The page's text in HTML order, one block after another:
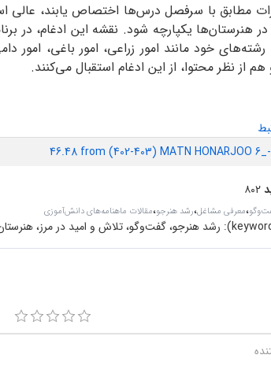
مطابق با سرفصل درس‌ها اختصاص یابند، عالی
هنرستان‌ها یکپارچه شود. نقشه این ادغام، در
رشته‌های خود مانند امور زراعی، امور باغی،
از نظر محتوا، از این ادغام استقبال می‌کنند.
46.48 from (402-403) MATN HONARJOO
۸۰۲
،معرفی مشاغل،رشد هنرجو،مقالات ماهنامه‌های دانش‌آموزی
رشد هنرجو، گفت‌وگو، تلاش و امید در مرز،